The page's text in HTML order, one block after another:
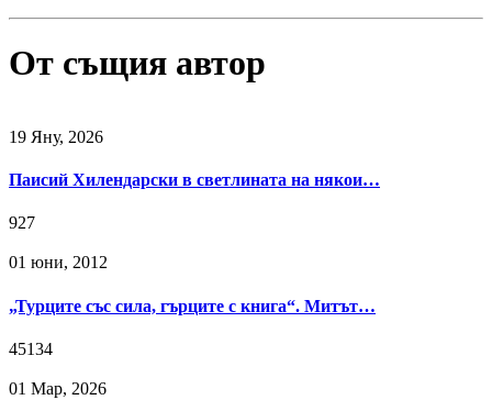
От същия автор
19 Яну, 2026
Паисий Хилендарски в светлината на някои…
927
01 юни, 2012
„Турците със сила, гърците с книга“. Митът…
45134
01 Мар, 2026